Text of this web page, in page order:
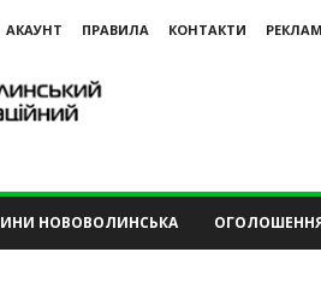
АКАУНТ ПРАВИЛА КОНТАКТИ
НОВОВОЛИНСЬКА